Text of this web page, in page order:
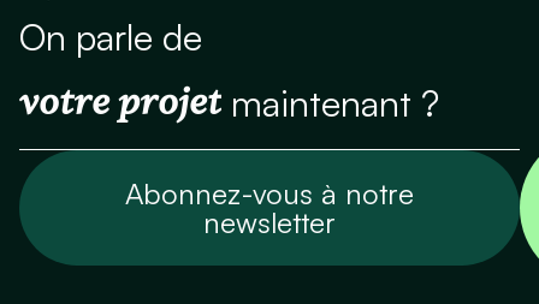
On parle de
votre projet maintenant ?
Abonnez-vous à notre
newsletter